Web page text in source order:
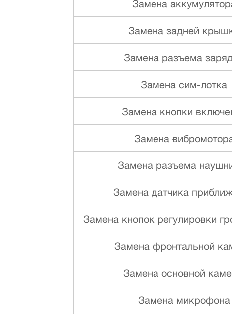
Замена
Замена задней
Замена разъема
Замена сим-лотка
Замена кнопки
Замена
Замена разъема
Замена датчика
Замена кнопок регулировки
Замена фронтальной
Замена основной
Замена микрофона